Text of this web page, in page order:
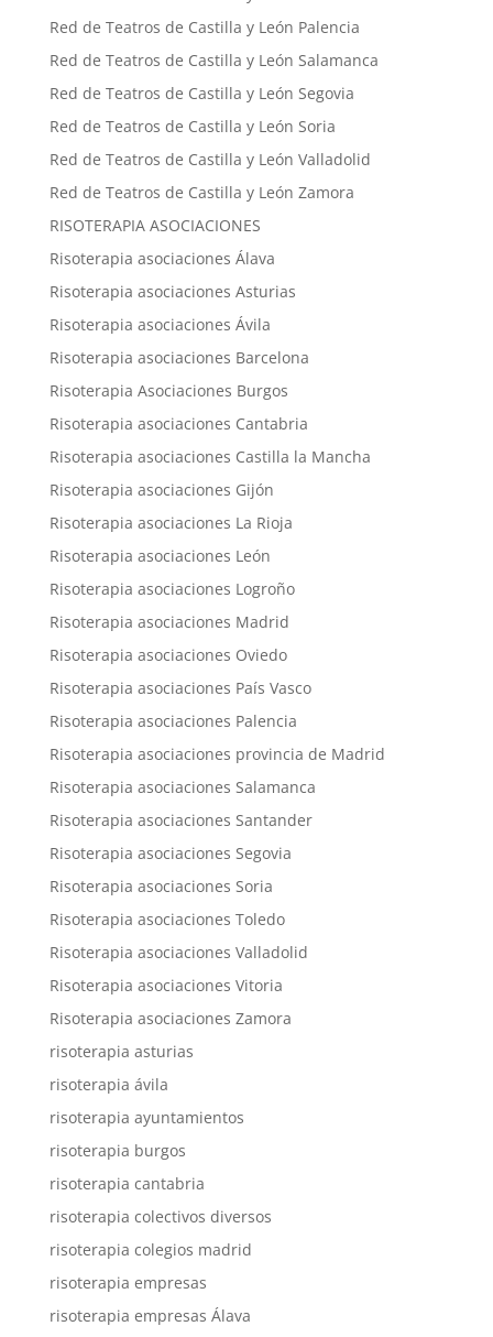
Red de Teatros de Castilla y León Palencia
Red de Teatros de Castilla y León Salamanca
Red de Teatros de Castilla y León Segovia
Red de Teatros de Castilla y León Soria
Red de Teatros de Castilla y León Valladolid
Red de Teatros de Castilla y León Zamora
RISOTERAPIA ASOCIACIONES
Risoterapia asociaciones Álava
Risoterapia asociaciones Asturias
Risoterapia asociaciones Ávila
Risoterapia asociaciones Barcelona
Risoterapia Asociaciones Burgos
Risoterapia asociaciones Cantabria
Risoterapia asociaciones Castilla la Mancha
Risoterapia asociaciones Gijón
Risoterapia asociaciones La Rioja
Risoterapia asociaciones León
Risoterapia asociaciones Logroño
Risoterapia asociaciones Madrid
Risoterapia asociaciones Oviedo
Risoterapia asociaciones País Vasco
Risoterapia asociaciones Palencia
Risoterapia asociaciones provincia de Madrid
Risoterapia asociaciones Salamanca
Risoterapia asociaciones Santander
Risoterapia asociaciones Segovia
Risoterapia asociaciones Soria
Risoterapia asociaciones Toledo
Risoterapia asociaciones Valladolid
Risoterapia asociaciones Vitoria
Risoterapia asociaciones Zamora
risoterapia asturias
risoterapia ávila
risoterapia ayuntamientos
risoterapia burgos
risoterapia cantabria
risoterapia colectivos diversos
risoterapia colegios madrid
risoterapia empresas
risoterapia empresas Álava